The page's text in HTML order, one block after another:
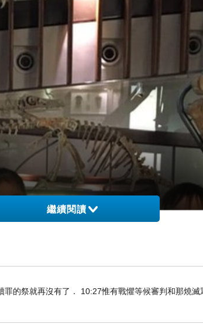
繼續閱讀
的祭就再沒有了． 10:27惟有戰懼等候審判和那燒滅